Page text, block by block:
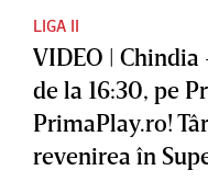
LIGA II
VIDEO | Chindia
de la 16:30, pe
PrimaPlay.ro!
revenirea în